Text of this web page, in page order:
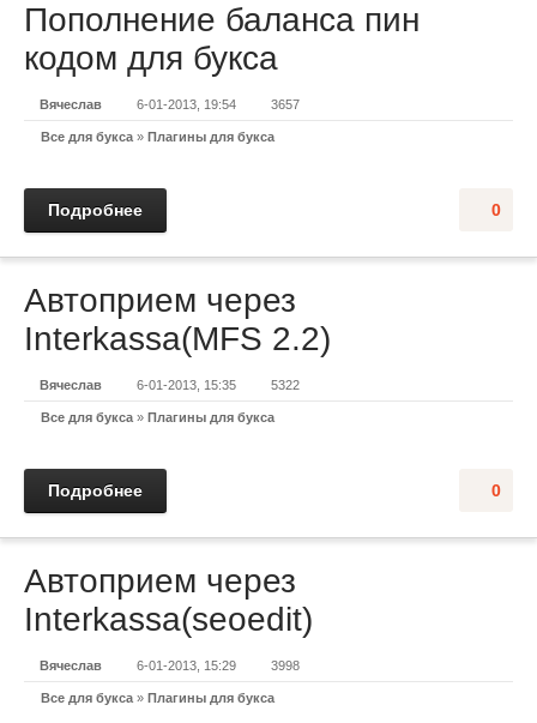
Пополнение баланса пин
кодом для букса
Вячеслав 6-01-2013, 19:54 3657
Все для букса » Плагины для букса
0
Подробнее
Автоприем через
Interkassa(MFS 2.2)
Вячеслав 6-01-2013, 15:35 5322
Все для букса » Плагины для букса
0
Подробнее
Автоприем через
Interkassa(seoedit)
Вячеслав 6-01-2013, 15:29 3998
Все для букса » Плагины для букса